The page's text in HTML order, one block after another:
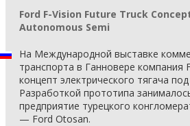
Ford F-Vision Future Truck
Autonomous Semi
На Международной выставке
транспорта в Ганновере компания
концепт электрического тягача
Разработкой прототипа
предприятие турецкого
— Ford Otosan.